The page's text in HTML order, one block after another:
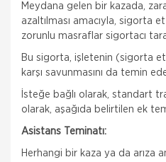
MÜŞTERI GIRIŞI
TEKLİF AL
Meydana gelen bir kazada,
azaltılması amacıyla, sigorta
zorunlu masraflar sigortacı
Bu sigorta, işletenin (sigorta
karşı savunmasını da temin
İsteğe bağlı olarak, standart
olarak, aşağıda belirtilen ek
Asistans Teminatı:
Herhangi bir kaza ya da arıza